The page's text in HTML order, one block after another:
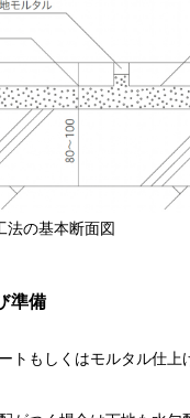
法の基本断面図
準備
トもしくはモルタル仕上